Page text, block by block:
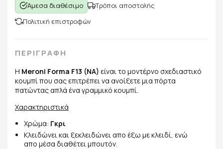
Άμεσα διαθέσιμο
Τρόποι αποστολής
Πολιτική επιστροφών
ΠΕΡΙΓΡΑΦΗ
Η Meroni Forma F13 (NA) είναι το μοντέρνο σχεδιαστικό
κουμπί που σας επιτρέπει να ανοίξετε μια πόρτα
πατώντας απλά ένα γραμμικό κουμπί.
Χαρακτηριστικά
Χρώμα: Γκρι
Κλειδώνει και ξεκλειδώνει απο έξω με κλειδί, ενώ
απο μέσα διαθέτει μπουτόν.